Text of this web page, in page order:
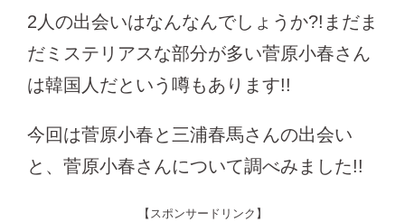
2人の出会いはなんなんでしょうか?!まだま
だミステリアスな部分が多い菅原小春さん
は韓国人だという噂もあります!!
今回は菅原小春と三浦春馬さんの出会い
と、菅原小春さんについて調べみました!!
【スポンサードリンク】